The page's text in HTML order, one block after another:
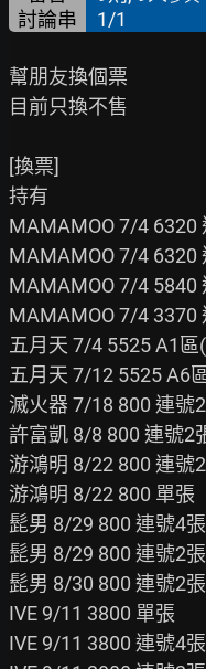
討論串 1/1
幫朋友換個票
目前只換不售
[換票]
持有
MAMAMOO 7/4 6320
MAMAMOO 7/4 6320
MAMAMOO 7/4 5840
MAMAMOO 7/4 3370
五月天 7/4 5525 A1區
五月天 7/12 5525 A6
滅火器 7/18 800 連號
許富凱 8/8 800 連號2
游鴻明 8/22 800 連號
游鴻明 8/22 800 單張
髭男 8/29 800 連號4張
髭男 8/29 800 連號2張
髭男 8/30 800 連號2張
IVE 9/11 3800 單張
IVE 9/11 3800 連號4張